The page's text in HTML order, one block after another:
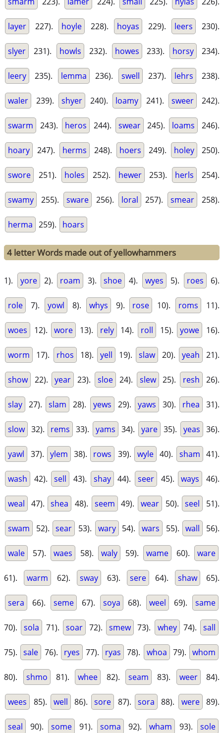
layer 227). hoyle 228). hoyas 229). leers 230).
slyer 231). howls 232). howes 233). horsy 234).
leery 235). lemma 236). swell 237). lehrs 238).
waler 239). shyer 240). loamy 241). sweer 242).
swarm 243). heros 244). swear 245). loams 246).
hoary 247). herms 248). hoers 249). holey 250).
swore 251). holes 252). hewer 253). herls 254).
swamy 255). sware 256). loral 257). smear 258).
herma 259). hoars
4 letter Words made out of yellowhammers
1). yore 2). roam 3). shoe 4). wyes 5). roes 6).
role 7). yowl 8). whys 9). rose 10). roms 11).
woes 12). wore 13). rely 14). roll 15). yowe 16).
worm 17). rhos 18). yell 19). slaw 20). yeah 21).
show 22). year 23). sloe 24). slew 25). resh 26).
slay 27). slam 28). yews 29). yaws 30). rhea 31).
slow 32). rems 33). yams 34). yare 35). yeas 36).
yawl 37). ylem 38). rows 39). wyle 40). sham 41).
wash 42). sell 43). shay 44). seer 45). ways 46).
weal 47). shea 48). seem 49). wear 50). seel 51).
swam 52). sear 53). wary 54). wars 55). wall 56).
wale 57). waes 58). waly 59). wame 60). ware
61). warm 62). sway 63). sere 64). shaw 65).
sera 66). seme 67). soya 68). weel 69). same
70). sola 71). soar 72). smew 73). whey 74). sall
75). sale 76). ryes 77). ryas 78). whoa 79). whom
80). shmo 81). whee 82). seam 83). weer 84).
wees 85). well 86). sore 87). sora 88). were 89).
seal 90). some 91). soma 92). wham 93). sole